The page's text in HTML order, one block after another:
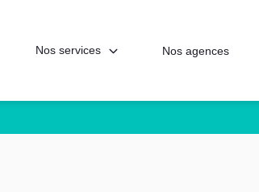
Nos services Nos agences